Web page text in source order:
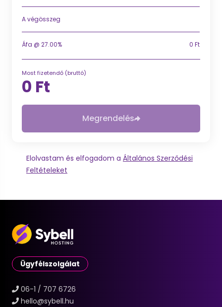
A végösszeg
Áfa @ 27.00% 0 Ft
Most fizetendő (bruttó)
0 Ft
Megrendelés
Elolvastam és elfogadom a Általános Szerződési
Feltételeket
Ügyfélszolgálat
06-1 / 707 6726
hello@sybell.hu